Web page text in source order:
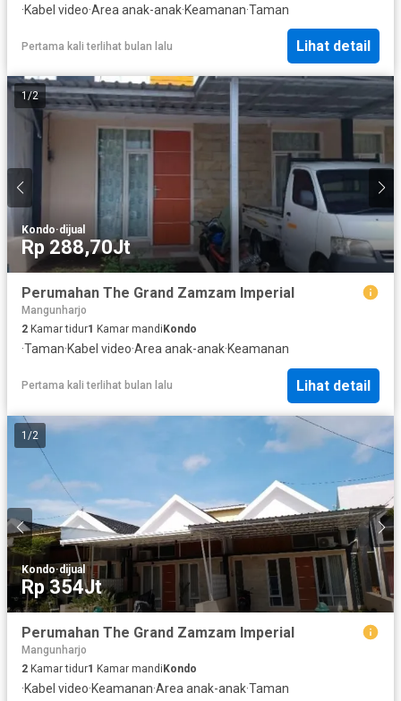
·Kabel video·Area anak-anak·Keamanan·Taman
Pertama kali terlihat bulan lalu Lihat detail
1/2
Kondo·dijual
Rp 288,70Jt
Perumahan The Grand Zamzam Imperial
Mangunharjo
2 Kamar tidur1 Kamar mandi Kondo
·Taman·Kabel video·Area anak-anak·Keamanan
Pertama kali terlihat bulan lalu Lihat detail
1 /2
Kondo·dijual
Rp 354Jt
Perumahan The Grand Zamzam Imperial
Mangunharjo
2 Kamar tidur1 Kamar mandiKondo
·Kabel video·Keamanan·Area anak-anak·Taman